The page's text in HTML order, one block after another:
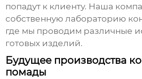
попадут к клиенту. Наша
собственную лабораторию
где мы проводим различные
готовых изделий.
Будущее производства
помады